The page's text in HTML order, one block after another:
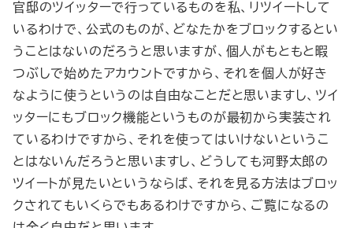
官邸のツイッターで行っているものを私、リツイートして
いるわけで、公式のものが、どなたかをブロックするとい
うことはないのだろうと思いますが、個人がもともと暇
つぶしで始めたアカウントですから、それを個人が好き
なように使うというのは自由なことだと思いますし、ツイ
ッターにもブロック機能というものが最初から実装され
ているわけですから、それを使ってはいけないというこ
とはないんだろうと思いますし、どうしても河野太郎の
ツイートが見たいというならば、それを見る方法はブロッ
クされてもいくらでもあるわけですから、ご覧になるの